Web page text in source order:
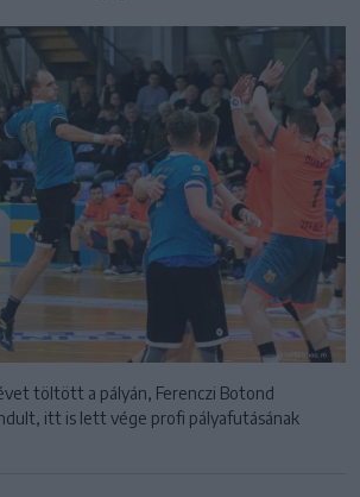
töltött a pályán, Ferenczi Botond
itt is lett vége profi pályafutásának